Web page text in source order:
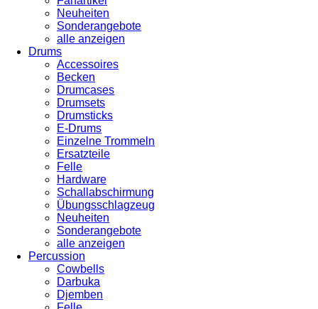
Neuheiten
Sonderangebote
alle anzeigen
Drums
Accessoires
Becken
Drumcases
Drumsets
Drumsticks
E-Drums
Einzelne Trommeln
Ersatzteile
Felle
Hardware
Schallabschirmung
Übungsschlagzeug
Neuheiten
Sonderangebote
alle anzeigen
Percussion
Cowbells
Darbuka
Djemben